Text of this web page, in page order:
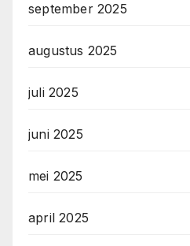
september 2025
augustus 2025
juli 2025
juni 2025
mei 2025
april 2025